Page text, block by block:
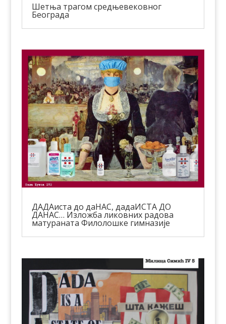
Шетња трагом средњевековног
Београда
ДАДАиста до даНАС, дадаИСТА ДО
ДАНАС… Изложба ликовних радова
матураната Филолошке гимназије